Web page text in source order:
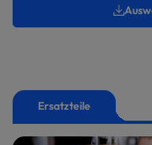
Ersatzteile